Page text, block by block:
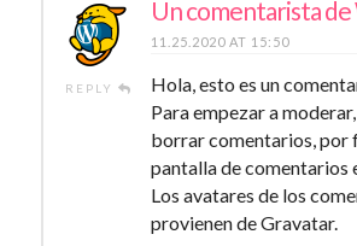
REPLY
Un comentarista
11.25.2020 AT 15:50
Hola, esto es un
Para empezar a
borrar comentarios, por
pantalla de comentarios
Los avatares de los
provienen deGravatar.